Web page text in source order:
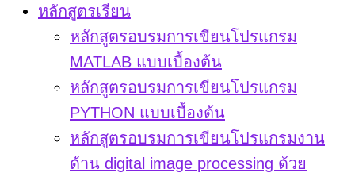
หลักสูตรเรียน
หลักสูตรอบรมการเขียนโปรแกรม
MATLAB แบบเบื้องต้น
หลักสูตรอบรมการเขียนโปรแกรม
PYTHON แบบเบื้องต้น
หลักสูตรอบรมการเขียนโปรแกรมงาน
ด้าน digital image processing ด้วย